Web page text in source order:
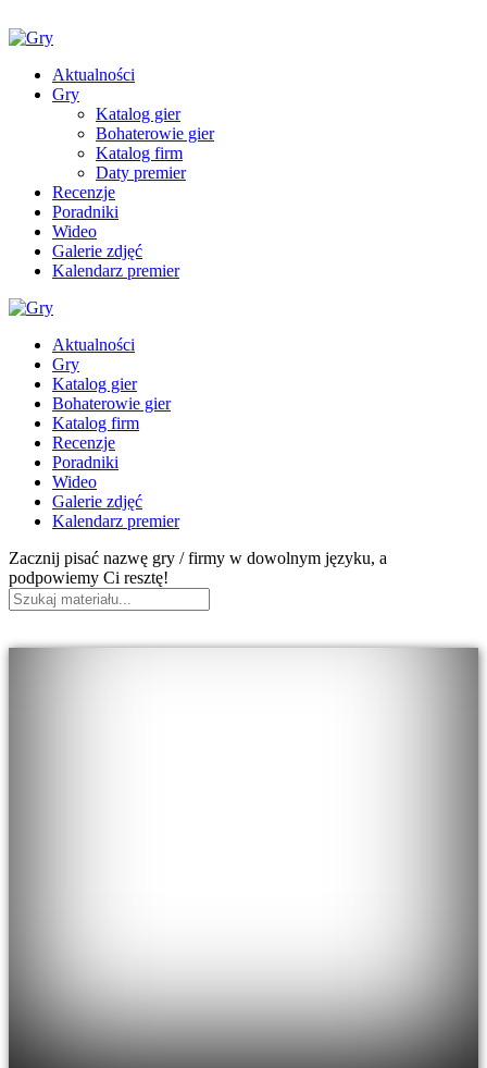
Aktualności
Gry
Katalog gier
Bohaterowie gier
Katalog firm
Daty premier
Recenzje
Poradniki
Wideo
Galerie zdjęć
Kalendarz premier
Aktualności
Gry
Katalog gier
Bohaterowie gier
Katalog firm
Recenzje
Poradniki
Wideo
Galerie zdjęć
Kalendarz premier
Zacznij pisać nazwę gry / firmy w dowolnym języku, a
podpowiemy Ci resztę!